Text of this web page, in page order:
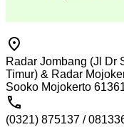
Radar Jombang (Jl Dr
Timur) & Radar
Sooko Mojokerto
(0321) 875137 /